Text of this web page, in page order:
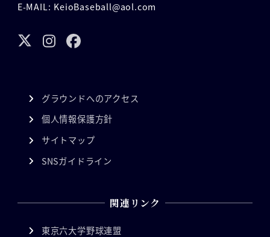
E-MAIL: KeioBaseball@aol.com
グラウンドへのアクセス
個人情報保護方針
サイトマップ
SNSガイドライン
関連リンク
東京六大学野球連盟